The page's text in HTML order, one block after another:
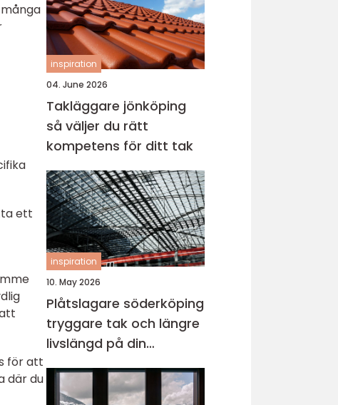
ett
för att
där du
inspiration
04. June 2026
Takläggare jönköping
så väljer du rätt
kompetens för ditt tak
inspiration
10. May 2026
Plåtslagare söderköping
tryggare tak och längre
livslängd på din
fastighet